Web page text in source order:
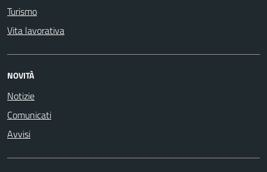
Turismo
Vita lavorativa
NOVITÀ
Notizie
Comunicati
Avvisi